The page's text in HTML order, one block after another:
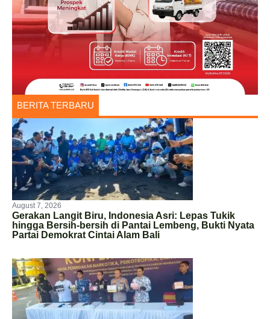
BERITA TERBARU
August 7, 2026
Gerakan Langit Biru, Indonesia Asri: Lepas Tukik
hingga Bersih-bersih di Pantai Lembeng, Bukti Nyata
Partai Demokrat Cintai Alam Bali